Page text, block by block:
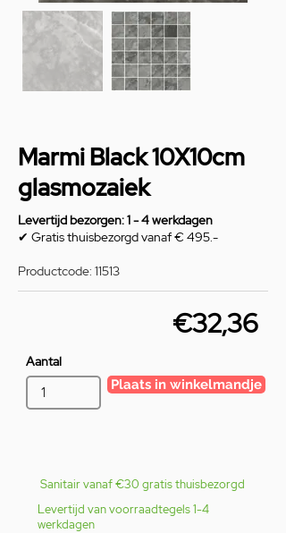
Marmi Black 10X10cm
glasmozaiek
Levertijd bezorgen: 1 - 4 werkdagen
✔ Gratis thuisbezorgd vanaf € 495.-
Productcode: 11513
€32,36
Aantal
Plaats in winkelmandje
Sanitair vanaf €30 gratis thuisbezorgd
Levertijd van voorraadtegels 1-4
werkdagen